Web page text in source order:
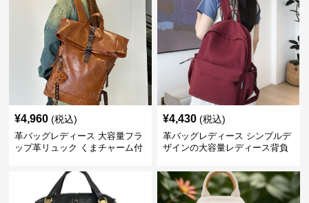
¥4,960 (税込)
革バッグレディース 大容量フラ
ップ革リュック くまチャーム付
¥4,430 (税込)
革バッグレディース シンプルデ
ザインの大容量レディース背負